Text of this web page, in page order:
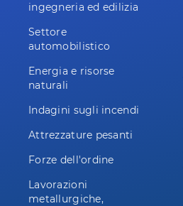
ingegneria ed edilizia
Settore
automobilistico
Energia e risorse
naturali
Indagini sugli incendi
Attrezzature pesanti
Forze dell'ordine
Lavorazioni
metallurgiche,